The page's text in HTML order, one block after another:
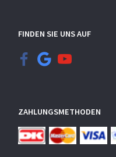
FINDEN SIE UNS AUF
ZAHLUNGSMETHODEN